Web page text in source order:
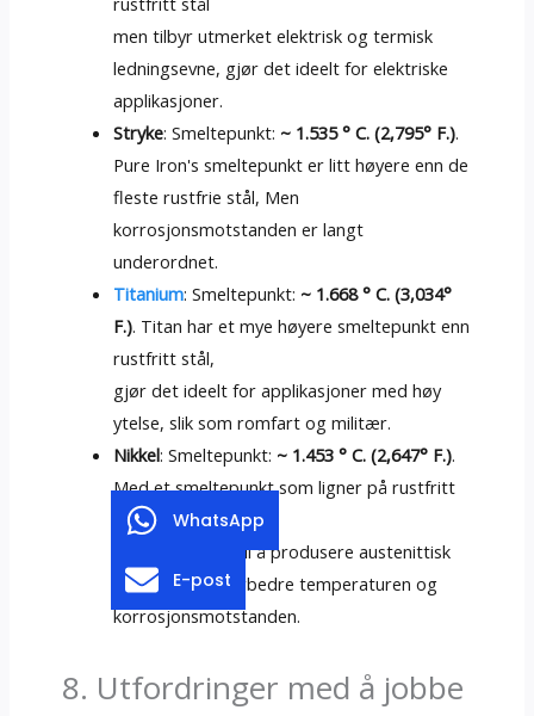
men tilbyr utmerket elektrisk og termisk
ledningsevne, gjør det ideelt for elektriske
applikasjoner.
Stryke: Smeltepunkt: ~ 1.535 ° C. (2,795° F.).
Pure Iron's smeltepunkt er litt høyere enn de
fleste rustfrie stål, Men
korrosjonsmotstanden er langt
underordnet.
Titanium: Smeltepunkt: ~ 1.668 ° C. (3,034°
F.). Titan har et mye høyere smeltepunkt enn
rustfritt stål,
gjør det ideelt for applikasjoner med høy
ytelse, slik som romfart og militær.
Nikkel: Smeltepunkt: ~ 1.453 ° C. (2,647° F.).
Med et smeltepunkt som ligner på rustfritt
stål,
Nikkel er kritisk til å produsere austenittisk
rustfritt stål, Forbedre temperaturen og
korrosjonsmotstanden.
8. Utfordringer med å jobbe
WhatsApp
E-post